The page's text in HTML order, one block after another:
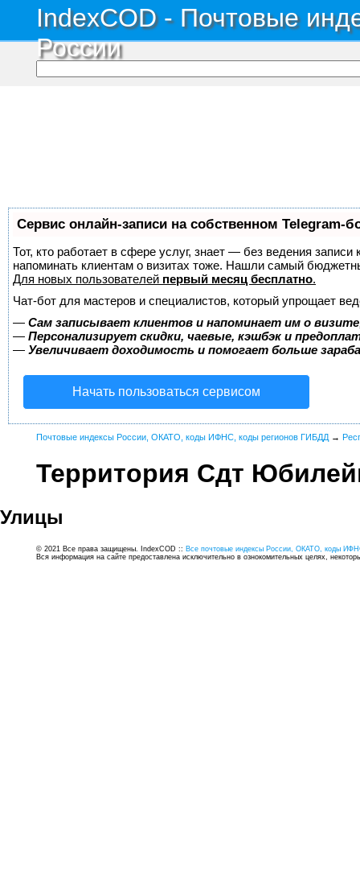
IndexCOD - Почтовые
России
Сервис онлайн-записи на собственном Telegram-
Тот, кто работает в сфере услуг, знает — без ведения
напоминать клиентам о визитах тоже. Нашли самый
Для новых пользователей первый месяц бесплатно.
Чат-бот для мастеров и специалистов, который упрощает
— Сам записывает клиентов и напоминает им о
— Персонализирует скидки, чаевые, кэшбэк и
— Увеличивает доходимость и помогает больше
Начать пользоваться сервисом
Почтовые индексы России, ОКАТО, коды ИФНС, коды регионов ГИБДД →
Территория Сдт
Улицы
© 2021 Все права защищены. IndexCOD :: Все почтовые индексы России, ОКАТО, коды
Вся информация на сайте предоставлена исключительно в ознокомительных целях,